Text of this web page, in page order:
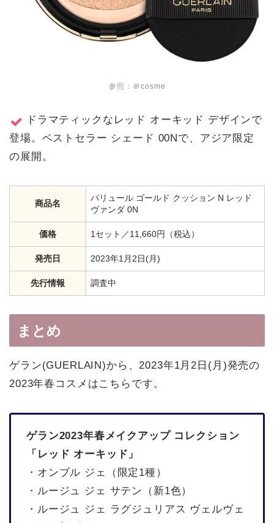
参照： ＠cosme
ドラマティックなレッド オーキッド デザインで
登場。ベストセラー シェード 00Nで、アジア限定
の展開。
商品名
パリュール ゴールド クッション N レッド
ヴァンダ 0N
価格 1セット／11,660円（税込）
発売日 2023年1月2日(月)
先行情報 調査中
まとめ
ゲラン(GUERLAIN)から、2023年1月2日(月)発売の
2023年春コスメはこちらです。
ゲラン2023年春メイクアップ コレクション
「レッド オーキッド」
・オンブル ジェ（限定1種）
・ルージュ ジェ サテン（新1色）
・ルージュ ジェ ラグジュリアス ヴェルヴェ